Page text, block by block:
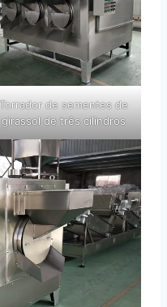
Torrador de sementes de
girassol de três cilindros